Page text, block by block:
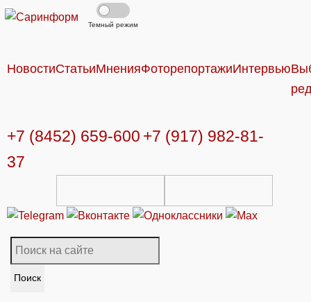
Темный режим
НовостиСтатьиМненияФоторепортажиИнтервью
+7 (8452) 659-600 +7 (917) 982-81-
37
Поиск